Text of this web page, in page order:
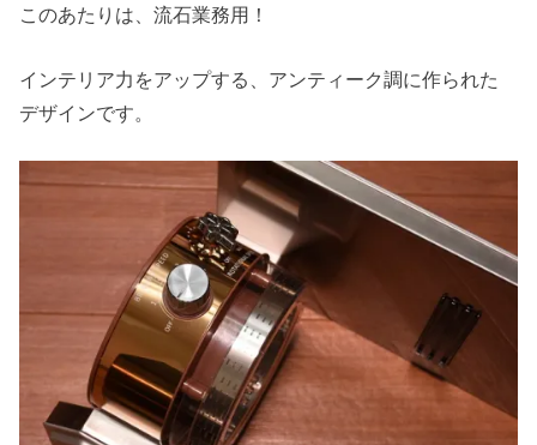
このあたりは、流石業務用！
インテリア力をアップする、アンティーク調に作られた
デザインです。